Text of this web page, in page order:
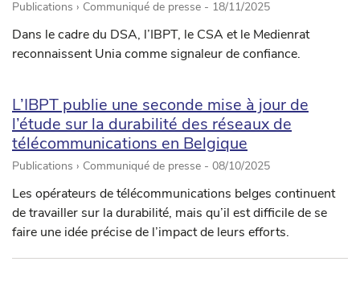
Publications › Communiqué de presse - 18/11/2025
Dans le cadre du DSA, l’IBPT, le CSA et le Medienrat
reconnaissent Unia comme signaleur de confiance.
L’IBPT publie une seconde mise à jour de
l’étude sur la durabilité des réseaux de
télécommunications en Belgique
Publications › Communiqué de presse - 08/10/2025
Les opérateurs de télécommunications belges continuent
de travailler sur la durabilité, mais qu’il est difficile de se
faire une idée précise de l’impact de leurs efforts.